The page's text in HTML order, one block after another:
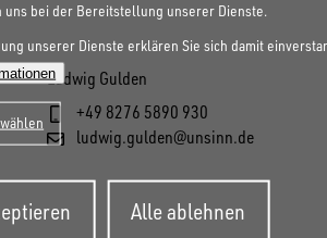
Ludwig Gulden
+49 8276 5890 930
ludwig.gulden@unsinn.de
uns bei der Bereitstellung unserer Dienste.
unserer Dienste erklären Sie sich damit
zurückziehen
Alle ablehnen